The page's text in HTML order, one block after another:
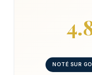
NOTÉ SUR